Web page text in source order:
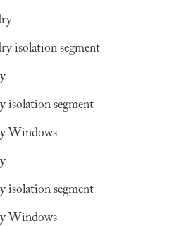
isolation segment
isolation segment
Windows
isolation segment
Windows